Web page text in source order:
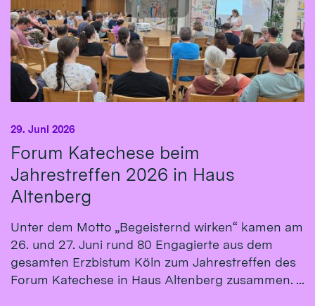
Forum Katechese beim
Jahrestreffen 2026 in Haus
Altenberg
29. Juni 2026
Unter dem Motto „Begeisternd wirken“ kamen am
26. und 27. Juni rund 80 Engagierte aus dem
gesamten Erzbistum Köln zum Jahrestreffen des
Forum Katechese in Haus Altenberg zusammen. ...